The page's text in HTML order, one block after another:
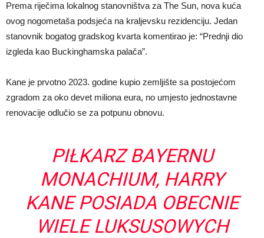
Prema riječima lokalnog stanovništva za The Sun, nova kuća
ovog nogometaša podsjeća na kraljevsku rezidenciju. Jedan
stanovnik bogatog gradskog kvarta komentirao je: “Prednji dio
izgleda kao Buckinghamska palača”.
Kane je prvotno 2023. godine kupio zemljište sa postojećom
zgradom za oko devet miliona eura, no umjesto jednostavne
renovacije odlučio se za potpunu obnovu.
PIŁKARZ BAYERNU
MONACHIUM, HARRY
KANE POSIADA OBECNIE
WIELE LUKSUSOWYCH